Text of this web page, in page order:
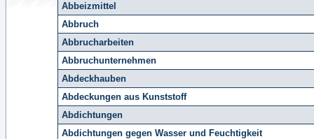
Abbeizmittel
Abbruch
Abbrucharbeiten
Abbruchunternehmen
Abdeckhauben
Abdeckungen aus Kunststoff
Abdichtungen
Abdichtungen gegen Wasser und Feuchtigkeit